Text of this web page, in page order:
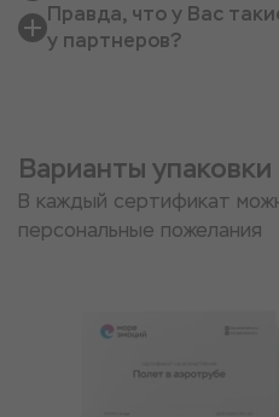
Правда, что у Вас
у партнеров?
Варианты
В каждый сертификат
персональные пожелания